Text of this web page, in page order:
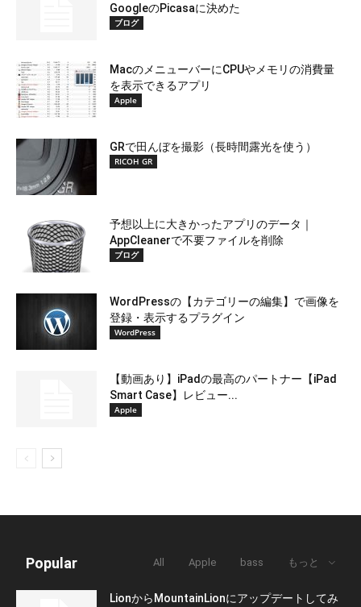
GoogleのPicasaに決めた
ブログ
MacのメニューバーにCPUやメモリの消費量
を表示できるアプリ
Apple
GRで田んぼを撮影（長時間露光を使う）
RICOH GR
予想以上に大きかったアプリのデータ｜
AppCleanerで不要ファイルを削除
ブログ
WordPressの【カテゴリーの編集】で画像を
登録・表示するプラグイン
WordPress
【動画あり】iPadの最高のパートナー【iPad
Smart Case】レビュー...
Apple
Popular All Apple bass もっと
LionからMountainLionにアップデートしてみ